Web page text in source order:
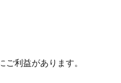
利益があります。